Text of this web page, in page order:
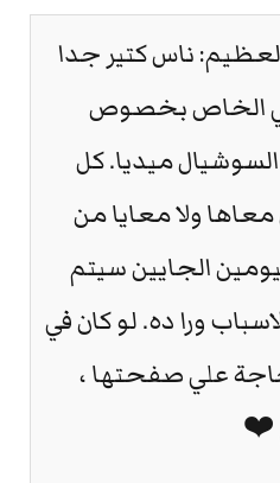
ناس كتير جدا
الخاص بخصوص
ميديا. كل
ولا معايا من
الجايين سيتم
ورا ده. لو كان في
علي صفحتها ،
❤️